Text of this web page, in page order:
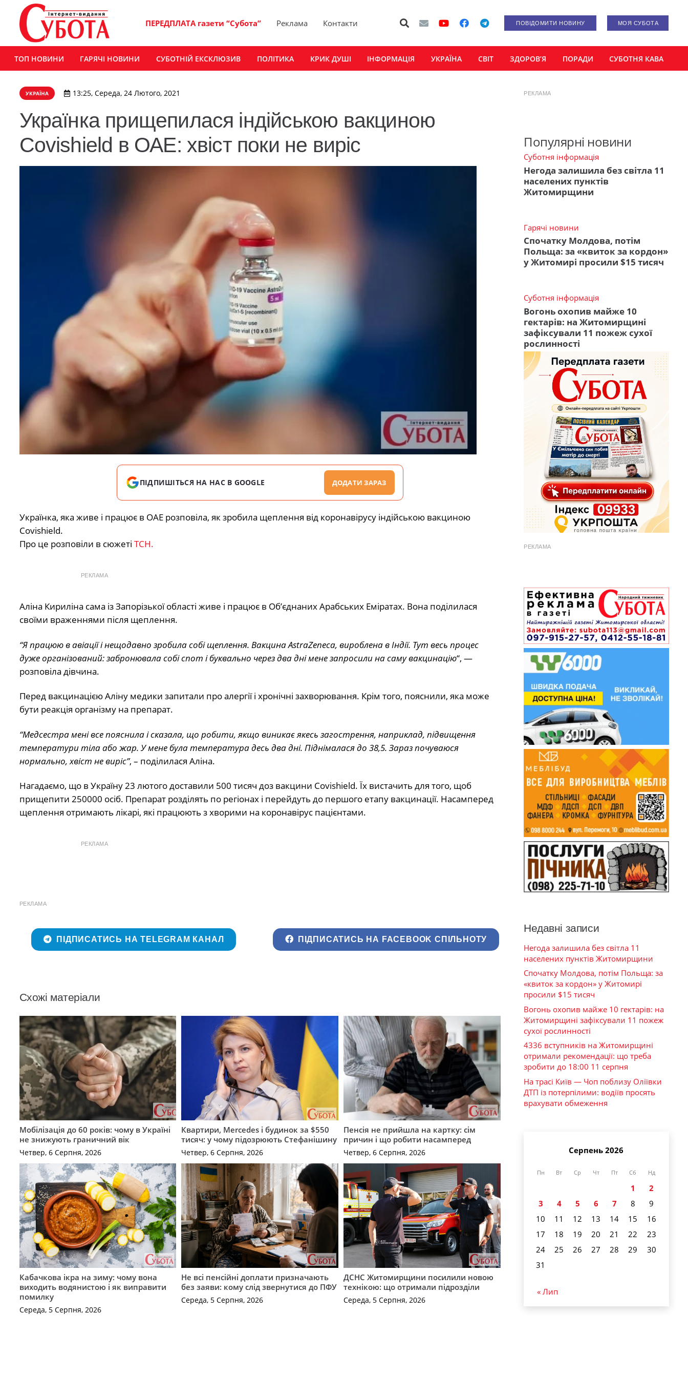
ПЕРЕДПЛАТА газети “Субота” Реклама Контакти ПОВІДОМИТИ НОВИНУ МОЯ СУБОТА
ТОП НОВИНИ ГАРЯЧІ НОВИНИ СУБОТНІЙ ЕКСКЛЮЗИВ ПОЛІТИКА КРИК ДУШІ ІНФОРМАЦІЯ УКРАЇНА СВІТ ЗДОРОВ’Я ПОРАДИ СУБОТНЯ КАВА
УКРАЇНА 13:25, Середа, 24 Лютого, 2021
Українка прищепилася індійською вакциною
Covishield в ОАЕ: хвіст поки не виріс
ПІДПИШІТЬСЯ НА НАС В GOOGLE ДОДАТИ ЗАРАЗ
Українка, яка живе і працює в ОАЕ розповіла, як зробила щеплення від коронавірусу індійською вакциною
Covishield.
Про це розповіли в сюжеті ТСН.
РЕКЛАМА
Аліна Кириліна сама із Запорізької області живе і працює в Об’єднаних Арабських Еміратах. Вона поділилася
своїми враженнями після щеплення.
“Я працюю в авіації і нещодавно зробила собі щеплення. Вакцина AstraZeneca, вироблена в Індії. Тут весь процес
дуже організований: забронювала собі спот і буквально через два дні мене запросили на саму вакцинацію“, —
розповіла дівчина.
Перед вакцинацією Аліну медики запитали про алергії і хронічні захворювання. Крім того, пояснили, яка може
бути реакція організму на препарат.
“Медсестра мені все пояснила і сказала, що робити, якщо виникає якесь загострення, наприклад, підвищення
температури тіла або жар. У мене була температура десь два дні. Піднімалася до 38,5. Зараз почуваюся
нормально, хвіст не виріс”, – поділилася Аліна.
Нагадаємо, що в Україну 23 лютого доставили 500 тисяч доз вакцини Covishield. Їх вистачить для того, щоб
прищепити 250000 осіб. Препарат розділять по регіонах і перейдуть до першого етапу вакцинації. Насамперед
щеплення отримають лікарі, які працюють з хворими на коронавірус пацієнтами.
РЕКЛАМА
РЕКЛАМА
ПІДПИСАТИСЬ НА TELEGRAM КАНАЛ ПІДПИСАТИСЬ НА FACEBOOK СПІЛЬНОТУ
Схожі матеріали
Мобілізація до 60 років: чому в Україні
не знижують граничний вік
Четвер, 6 Серпня, 2026
Квартири, Mercedes і будинок за $550
тисяч: у чому підозрюють Стефанішину
Четвер, 6 Серпня, 2026
Пенсія не прийшла на картку: сім
причин і що робити насамперед
Четвер, 6 Серпня, 2026
Кабачкова ікра на зиму: чому вона
виходить водянистою і як виправити
помилку
Середа, 5 Серпня, 2026
Не всі пенсійні доплати призначають
без заяви: кому слід звернутися до ПФУ
Середа, 5 Серпня, 2026
ДСНС Житомирщини посилили новою
технікою: що отримали підрозділи
Середа, 5 Серпня, 2026
РЕКЛАМА
Популярні новини
Суботня інформація
Негода залишила без світла 11
населених пунктів
Житомирщини
Гарячі новини
Спочатку Молдова, потім
Польща: за «квиток за кордон»
у Житомирі просили $15 тисяч
Суботня інформація
Вогонь охопив майже 10
гектарів: на Житомирщині
зафіксували 11 пожеж сухої
рослинності
РЕКЛАМА
Недавні записи
Негода залишила без світла 11
населених пунктів Житомирщини
Спочатку Молдова, потім Польща: за
«квиток за кордон» у Житомирі
просили $15 тисяч
Вогонь охопив майже 10 гектарів: на
Житомирщині зафіксували 11 пожеж
сухої рослинності
4336 вступників на Житомирщині
отримали рекомендації: що треба
зробити до 18:00 11 серпня
На трасі Київ — Чоп поблизу Оліївки
ДТП із потерпілими: водіїв просять
врахувати обмеження
Серпень 2026
Пн Вт Ср Чт Пт Сб Нд
1
2
3
4 5 6 7 8
9
10
11 12 13 14 15
16
17
18 19 20 21 22
23
24
25 26 27 28 29
30
31
« Лип